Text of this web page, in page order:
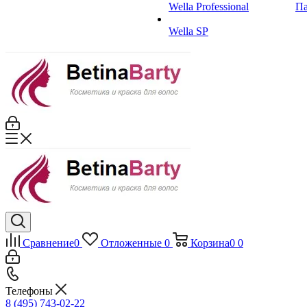
Wella Professional
Wella SP
Сравнение0 Отложенные 0 Корзина0 0
Телефоны
8 (495) 743-02-22